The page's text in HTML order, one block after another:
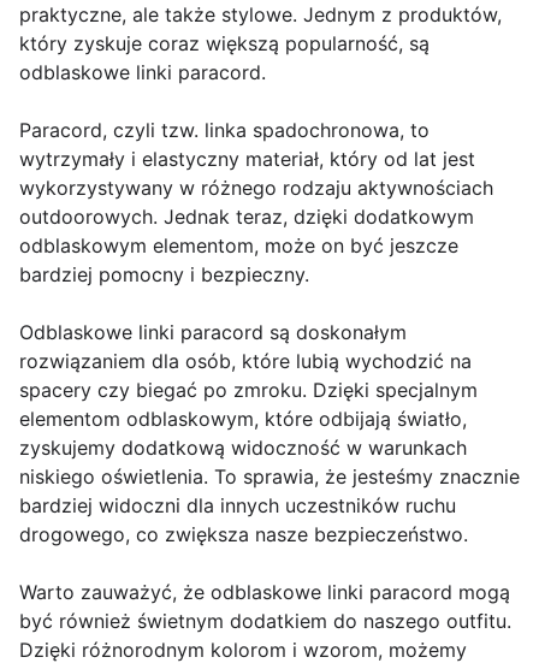
praktyczne, ale także stylowe. Jednym z produktów,
który zyskuje coraz większą popularność, są
odblaskowe linki paracord.
Paracord, czyli tzw. linka spadochronowa, to
wytrzymały i elastyczny materiał, który od lat jest
wykorzystywany w różnego rodzaju aktywnościach
outdoorowych. Jednak teraz, dzięki dodatkowym
odblaskowym elementom, może on być jeszcze
bardziej pomocny i bezpieczny.
Odblaskowe linki paracord są doskonałym
rozwiązaniem dla osób, które lubią wychodzić na
spacery czy biegać po zmroku. Dzięki specjalnym
elementom odblaskowym, które odbijają światło,
zyskujemy dodatkową widoczność w warunkach
niskiego oświetlenia. To sprawia, że jesteśmy znacznie
bardziej widoczni dla innych uczestników ruchu
drogowego, co zwiększa nasze bezpieczeństwo.
Warto zauważyć, że odblaskowe linki paracord mogą
być również świetnym dodatkiem do naszego outfitu.
Dzięki różnorodnym kolorom i wzorom, możemy